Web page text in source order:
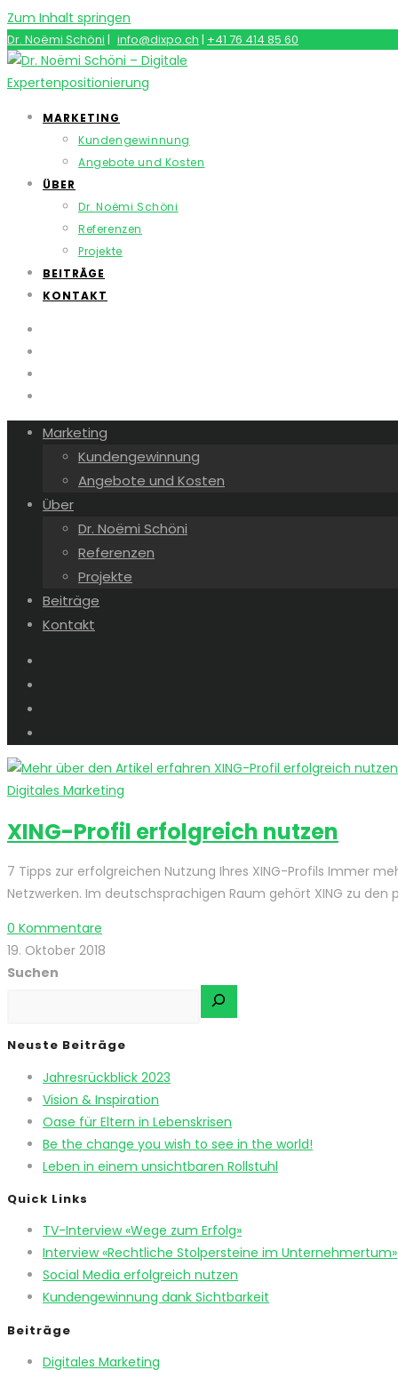
Zum Inhalt springen
Dr. Noëmi Schöni | info@dixpo.ch | +41 76 414 85 60
MARKETING
Kundengewinnung
Angebote und Kosten
ÜBER
Dr. Noëmi Schöni
Referenzen
Projekte
BEITRÄGE
KONTAKT
Marketing
Kundengewinnung
Angebote und Kosten
Über
Dr. Noëmi Schöni
Referenzen
Projekte
Beiträge
Kontakt
Digitales Marketing
XING-Profil erfolgreich nutzen
7 Tipps zur erfolgreichen Nutzung Ihres XING-Profils Immer
Netzwerken. Im deutschsprachigen Raum gehört XING zu den
0 Kommentare
19. Oktober 2018
Suchen
Neuste Beiträge
Jahresrückblick 2023
Vision & Inspiration
Oase für Eltern in Lebenskrisen
Be the change you wish to see in the world!
Leben in einem unsichtbaren Rollstuhl
Quick Links
TV-Interview «Wege zum Erfolg»
Interview «Rechtliche Stolpersteine im Unternehmertum»
Social Media erfolgreich nutzen
Kundengewinnung dank Sichtbarkeit
Beiträge
Digitales Marketing